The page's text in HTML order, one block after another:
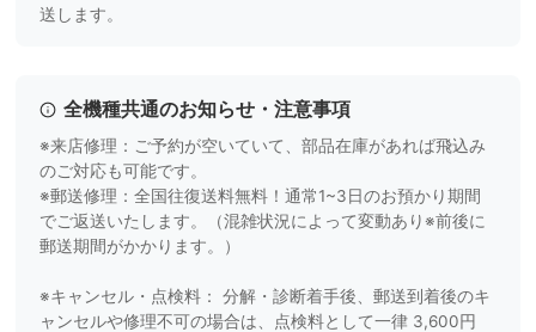
送します。
全機種共通のお知らせ・注意事項
※来店修理：ご予約が空いていて、部品在庫があれば飛込み
のご対応も可能です。
※郵送修理：全国往復送料無料！通常1~3日のお預かり期間
でご返送いたします。（混雑状況によって変動あり※前後に
郵送期間がかかります。）
※キャンセル・点検料： 分解・診断着手後、郵送到着後のキ
ャンセルや修理不可の場合は、点検料として一律 3,600円